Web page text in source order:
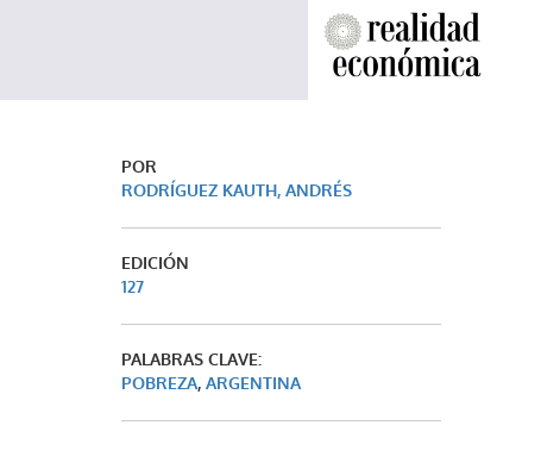
POR
RODRÍGUEZ KAUTH, ANDRÉS
EDICIÓN
127
PALABRAS CLAVE:
POBREZA, ARGENTINA